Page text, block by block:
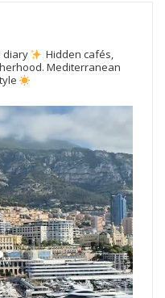
diary
Hidden cafés,
Mediterranean